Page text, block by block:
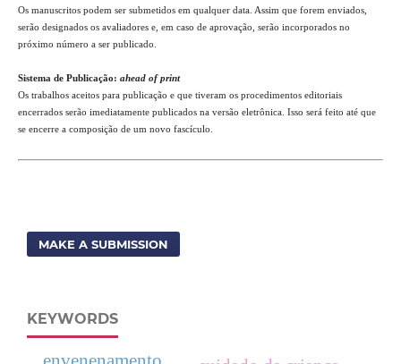
Os manuscritos podem ser submetidos em qualquer data. Assim que forem enviados,
serão designados os avaliadores e, em caso de aprovação, serão incorporados no
próximo número a ser publicado.
Sistema de Publicação: ahead of print
Os trabalhos aceitos para publicação e que tiveram os procedimentos editoriais
encerrados serão imediatamente publicados na versão eletrônica. Isso será feito até que
se encerre a composição de um novo fascículo.
MAKE A SUBMISSION
KEYWORDS